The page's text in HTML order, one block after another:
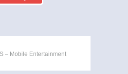
– Mobile Entertainment